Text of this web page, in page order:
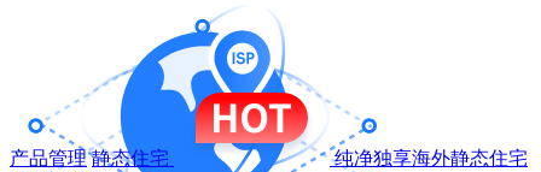
产品管理 静态住宅
纯净独享海外静态住宅